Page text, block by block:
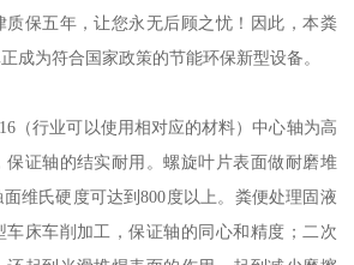
质保五年，让您永无后顾之忧！因此，本粪
成为符合国家政策的节能环保新型设备。
（行业可以使用相对应的材料）中心轴为高
保证轴的结实耐用。螺旋叶片表面做耐磨堆
维氏硬度可达到800度以上。粪便处理固液
床车削加工，保证轴的同心和精度；二次